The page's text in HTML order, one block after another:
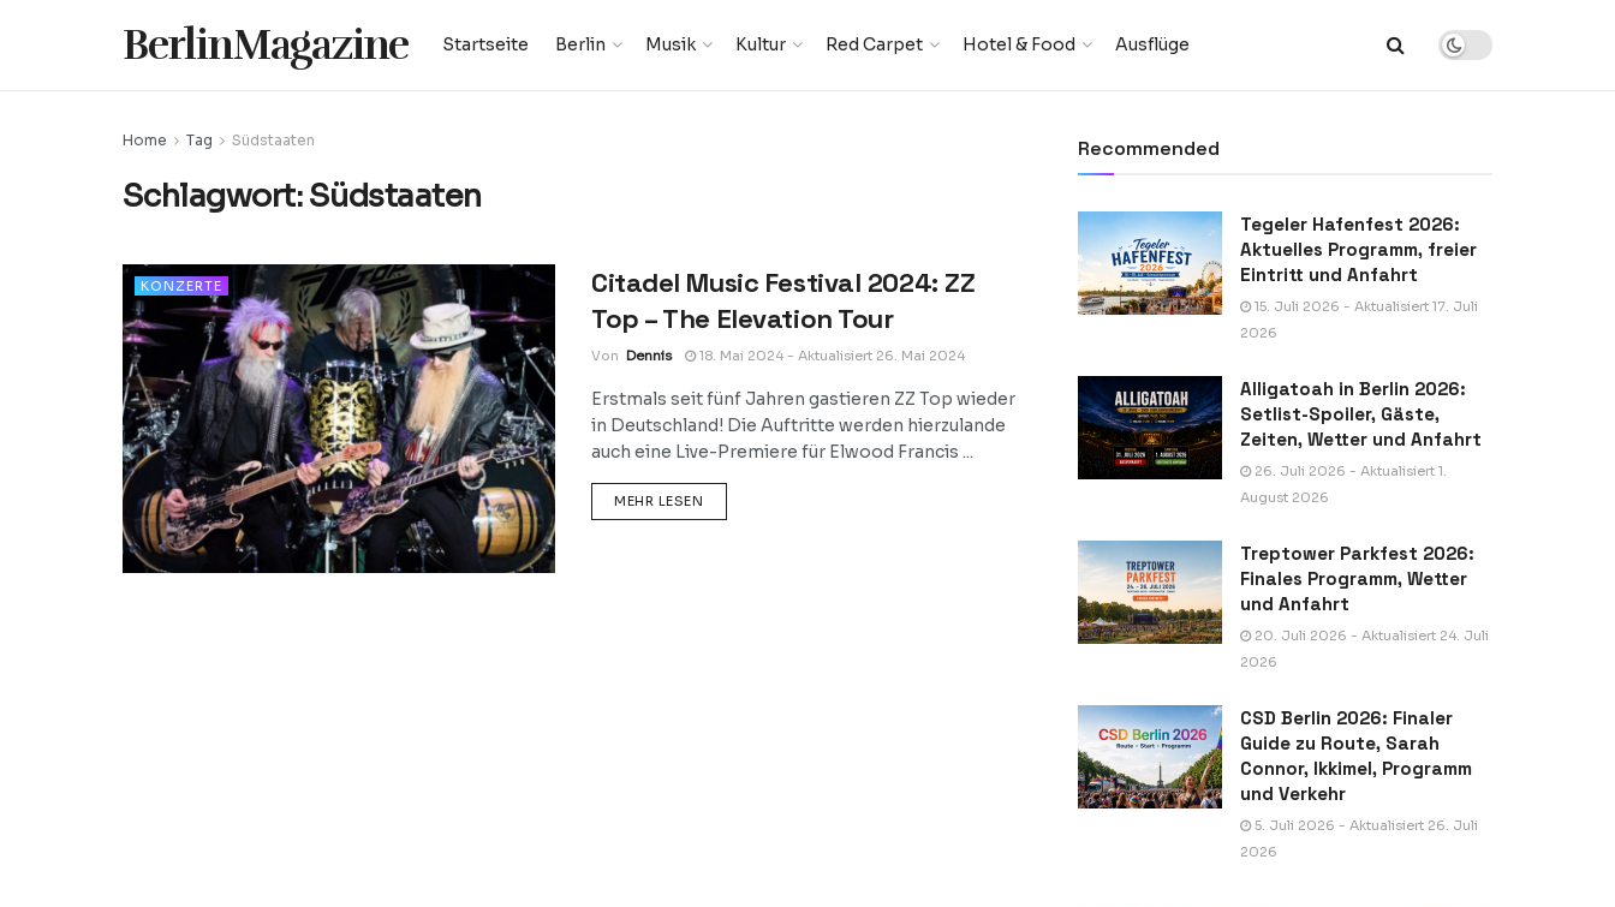
BerlinMagazine Startseite Berlin Musik Kultur Red Carpet Hotel & Food Ausflüge
Home Tag Südstaaten
Schlagwort:Südstaaten
KONZERTE
Citadel Music Festival 2024: ZZ
Top – The Elevation Tour
Von Dennis 18. Mai 2024 - Aktualisiert 26. Mai 2024
Erstmals seit fünf Jahren gastieren ZZ Top wieder
in Deutschland! Die Auftritte werden hierzulande
auch eine Live-Premiere für Elwood Francis ...
MEHR LESEN
Recommended
Tegeler Hafenfest 2026:
Aktuelles Programm, freier
Eintritt und Anfahrt
15. Juli 2026 - Aktualisiert 17. Juli
2026
Alligatoah in Berlin 2026:
Setlist-Spoiler, Gäste,
Zeiten, Wetter und Anfahrt
26. Juli 2026 - Aktualisiert 1.
August 2026
Treptower Parkfest 2026:
Finales Programm, Wetter
und Anfahrt
20. Juli 2026 - Aktualisiert 24. Juli
2026
CSD Berlin 2026: Finaler
Guide zu Route, Sarah
Connor, Ikkimel, Programm
und Verkehr
5. Juli 2026 - Aktualisiert 26. Juli
2026